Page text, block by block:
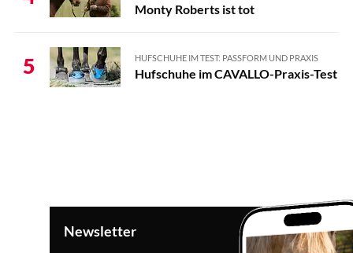
Monty Roberts ist tot
5 HUFSCHUHE IM TEST: PASSFORM UND PRAXIS
Hufschuhe im CAVALLO-Praxis-Test
Newsletter